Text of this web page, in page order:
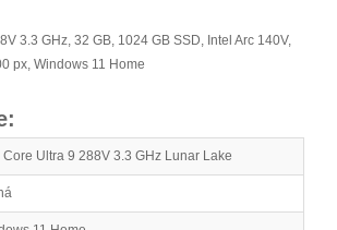
3.3 GHz, 32 GB, 1024 GB SSD, Intel Arc 140V,
px, Windows 11 Home
Core Ultra 9 288V 3.3 GHz Lunar Lake